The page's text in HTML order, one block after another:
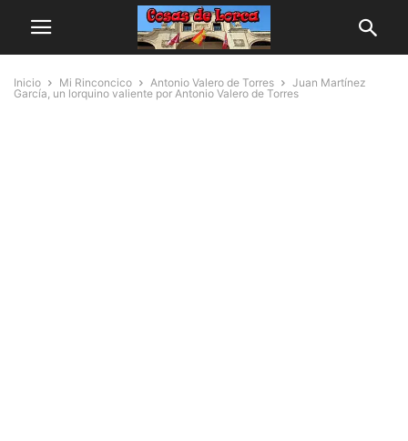
Inicio Mi Rinconcico Antonio Valero de Torres
Juan Martínez
García, un lorquino valiente por Antonio Valero de Torres